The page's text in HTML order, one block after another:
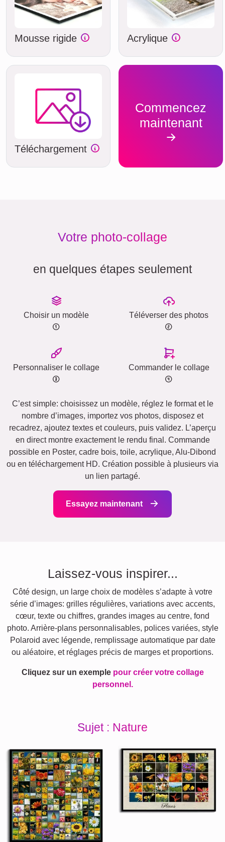
Mousse rigide Acrylique
Téléchargement
Commencez
maintenant
Votre photo-collage
en quelques étapes seulement
Choisir un modèle Téléverser des photos
Personnaliser le collage Commander le collage
C’est simple: choisissez un modèle, réglez le format et le
nombre d’images, importez vos photos, disposez et
recadrez, ajoutez textes et couleurs, puis validez. L’aperçu
en direct montre exactement le rendu final. Commande
possible en Poster, cadre bois, toile, acrylique, Alu-Dibond
ou en téléchargement HD. Création possible à plusieurs via
un lien partagé.
Essayez maintenant
Laissez-vous inspirer...
Côté design, un large choix de modèles s’adapte à votre
série d’images: grilles régulières, variations avec accents,
cœur, texte ou chiffres, grandes images au centre, fond
photo. Arrière-plans personnalisables, polices variées, style
Polaroid avec légende, remplissage automatique par date
ou aléatoire, et réglages précis de marges et proportions.
Cliquez sur un exemple pour créer votre collage
personnel.
Sujet : Nature